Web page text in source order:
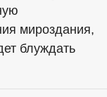
мироздания,
блуждать